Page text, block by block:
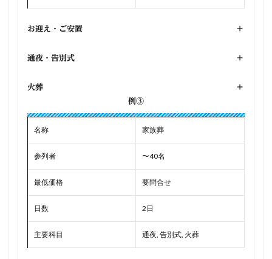
お迎え・ご安置 +
通夜・告別式 +
火葬
+
例③
名称 家族葬
参列者 〜40名
最低価格 要問合せ
日数 2日
主要科目 通夜, 告別式, 火葬